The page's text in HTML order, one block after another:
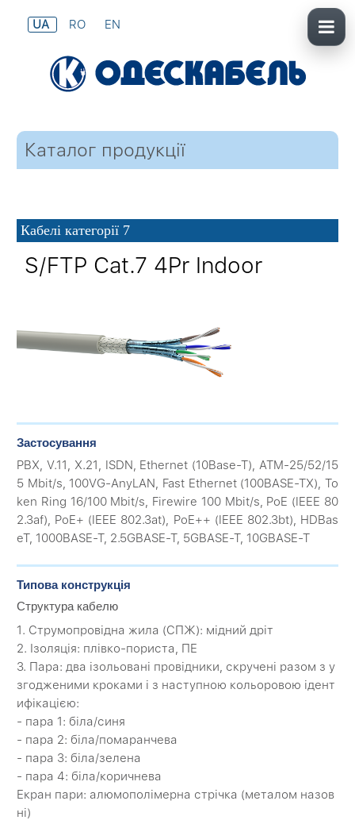
UA RO EN
Каталог продукції
Кабелі категорії 7
S/FTP Сat.7 4Pr Indoor
Застосування
PBX, V.11, X.21, ISDN, Ethernet (10Base-T), ATM-25/52/15
5 Mbit/s, 100VG-AnyLAN, Fast Ethernet (100BASE-TX), To
ken Ring 16/100 Mbit/s, Firewire 100 Mbit/s, PoE (IEEE 80
2.3af), PoE+ (IEEE 802.3at), PoE++ (IEEE 802.3bt), HDBas
eT, 1000BASE-T, 2.5GBASE-T, 5GBASE-T, 10GBASE-T
Типова конструкція
Структура кабелю
1. Струмопровідна жила (CПЖ): мідний дріт
2. Ізоляція: плівко-пориста, ПЕ
3. Пара: два ізольовані провідники, скручені разом з у
згодженими кроками і з наступною кольоровою ідент
ифікацією:
- пара 1: біла/синя
- пара 2: біла/помаранчева
- пара 3: біла/зелена
- пара 4: біла/коричнева
Екран пари: алюмополімерна стрічка (металом назов
ні)